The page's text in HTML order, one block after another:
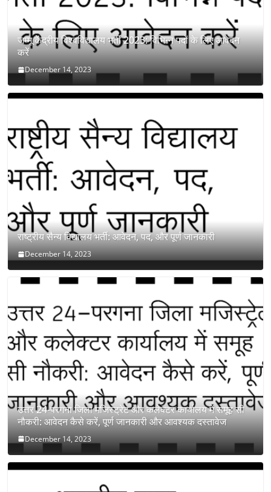
जम्मू केंद्रीय विश्वविद्यालय भर्ती 2023: विभिन्न पदों के लिए आवेदन
करें
December 14, 2023
राष्ट्रीय सैन्य विद्यालय भर्ती: आवेदन, पद, और पूर्ण जानकारी
December 14, 2023
उत्तर 24-परगना जिला मजिस्ट्रेट और कलेक्टर कार्यालय में समूह सी
नौकरी: आवेदन कैसे करें, पूर्ण जानकारी और आवश्यक दस्तावेज
December 14, 2023